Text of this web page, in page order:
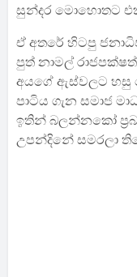
සුන්දර මොහොතට
ඒ අතරේ හිටපු
පුත් නාමල්
අයගේ ඇස්වලට හසු
පාටිය ගැන සමාජ
ඉතින් බලන්නකෝ
උපන්දිනේ සමරලා